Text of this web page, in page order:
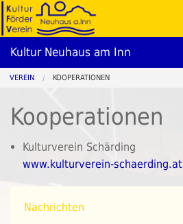
Kultur Neuhaus am Inn
Kalender
Berichte
Newsletter
VEREIN KOOPERATIONEN
Kooperationen
Kulturverein Schärding
www.kulturverein-schaerding.at
Nachrichten